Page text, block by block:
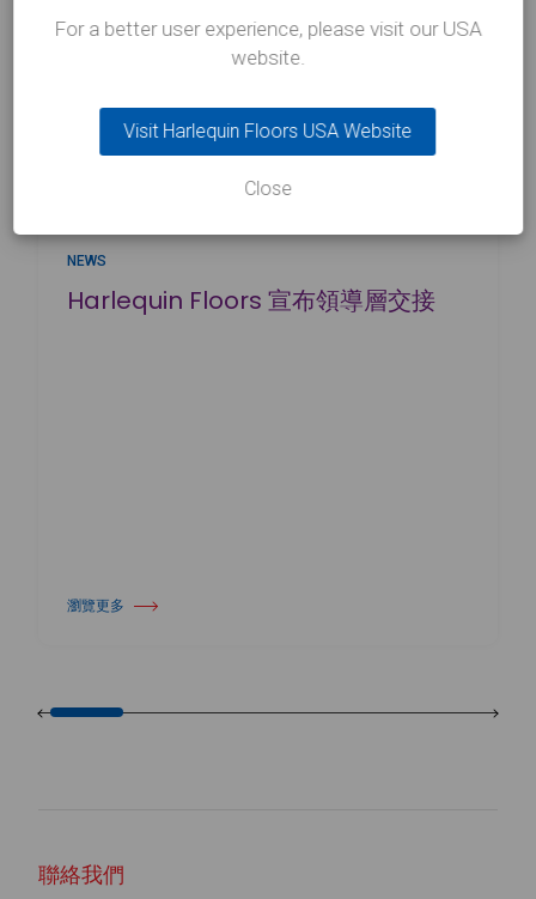
NEWS
Harlequin Floors 宣布領導層交接
瀏覽更多
關於 Harlequin Floors 宣布領導層交接
聯絡我們
For a better user experience, please visit our USA
website.
Visit Harlequin Floors USA Website
Close